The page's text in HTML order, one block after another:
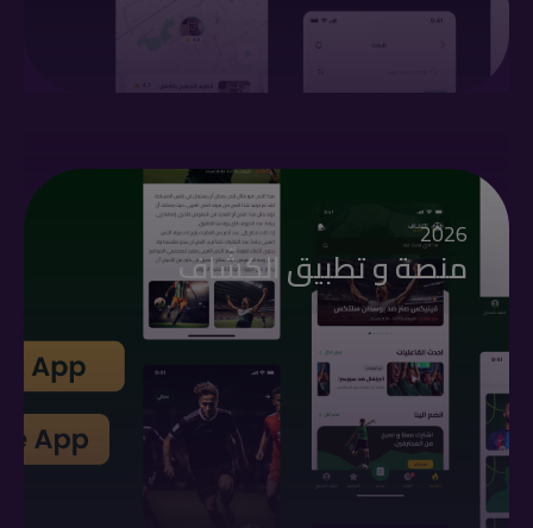
2026
منصة و تطبيق الكشّاف